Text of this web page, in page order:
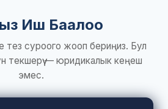
Иш Баалоо
тез суроого жооп бериңиз. Бул
текшерүү — юридикалык кеңеш
эмес.